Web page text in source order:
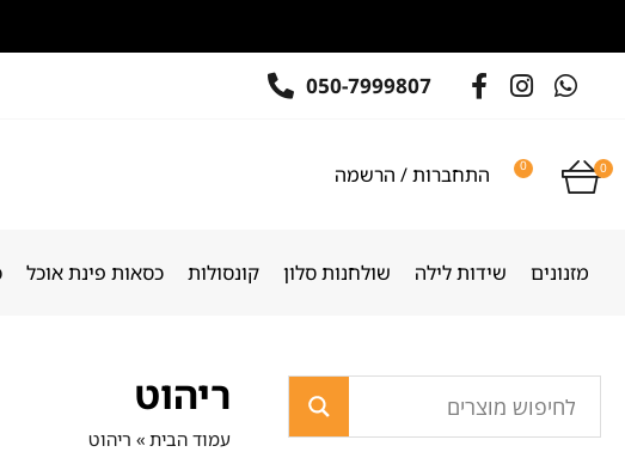
050-7999807
0
0 התחברות / הרשמה
מזנונים שידות לילה שולחנות סלון קונסולות כסאות פינת אוכל
ריהוט
עמוד הבית » ריהוט